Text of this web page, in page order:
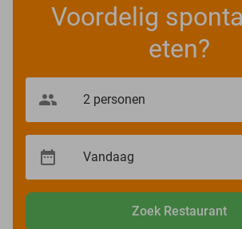
Voordelig
eten?
Zoek Restaurant